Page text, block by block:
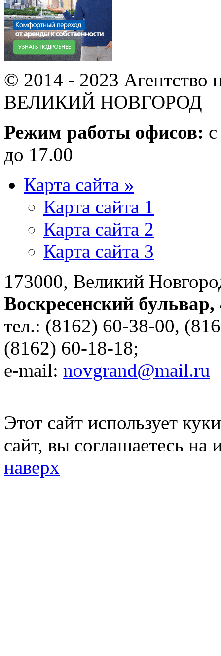
© 2014 - 2023
ВЕЛИКИЙ НОВГОРОД
Режим работы офисов:
до 17.00
Карта сайта »
Карта сайта 1
Карта сайта 2
Карта сайта 3
173000, Великий
Воскресенский бульвар,
тел.: (8162) 60-38-00,
(8162) 60-18-18;
e-mail: novgrand@mail.ru
Этот сайт использует
сайт, вы соглашаетесь на
наверх